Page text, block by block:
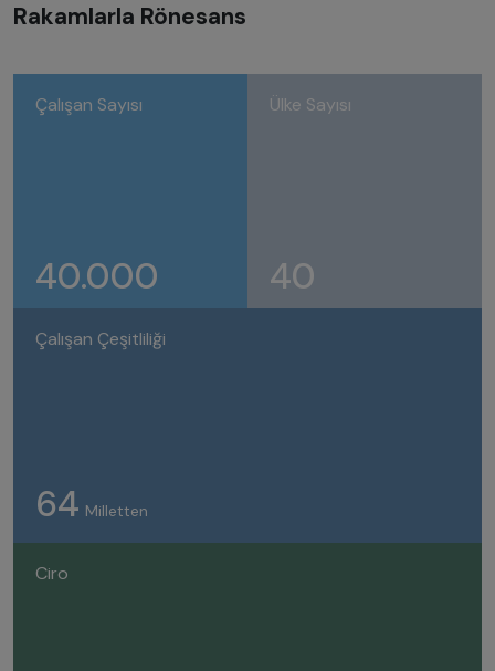
Rakamlarla Rönesans
Çalışan Sayısı
40.000
Ülke Sayısı
40
Çalışan Çeşitliliği
64 Milletten
Ciro